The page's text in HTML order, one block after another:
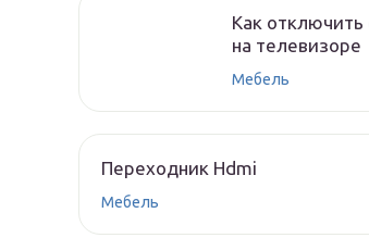
Как отключить
на телевизоре
Мебель
Переходник Hdmi
Мебель